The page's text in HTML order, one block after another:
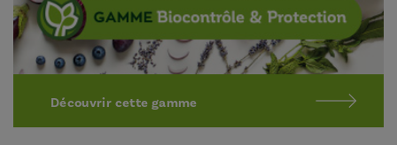
Découvrir cette gamme